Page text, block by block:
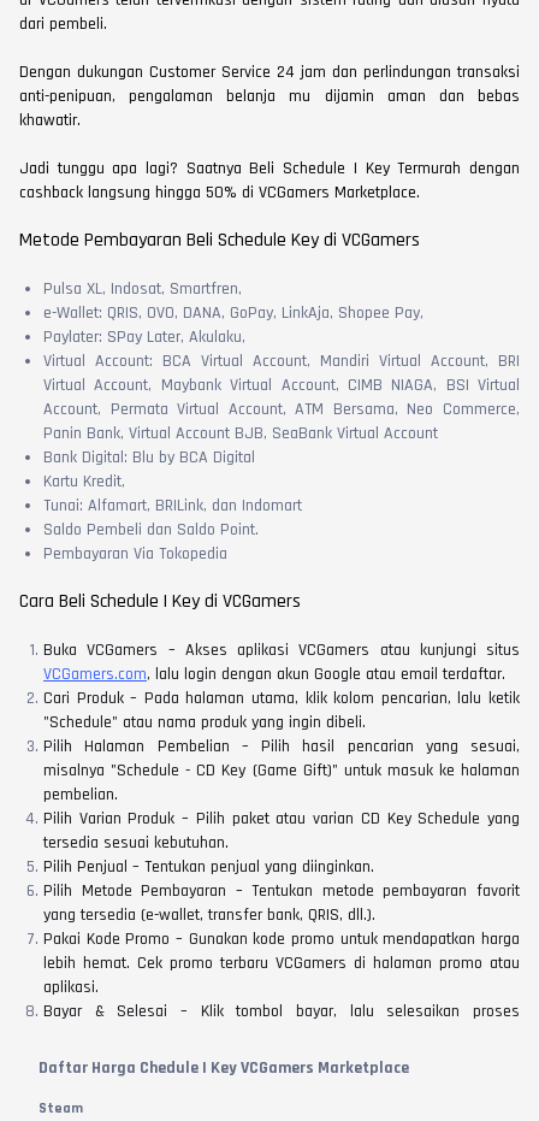
dari pembeli.
Dengan dukungan Customer Service 24 jam dan perlindungan transaksi
anti-penipuan, pengalaman belanja mu dijamin aman dan bebas
khawatir.
Jadi tunggu apa lagi? Saatnya Beli Schedule | Key Termurah dengan
cashback langsung hingga 50% di VCGamers Marketplace.
Metode Pembayaran Beli Schedule Key di VCGamers
Pulsa XL, Indosat, Smartfren,
e-Wallet: QRIS, OVO, DANA, GoPay, LinkAja, Shopee Pay,
Paylater: SPay Later, Akulaku,
Virtual Account: BCA Virtual Account, Mandiri Virtual Account, BRI
Virtual Account, Maybank Virtual Account, CIMB NIAGA, BSI Virtual
Account, Permata Virtual Account, ATM Bersama, Neo Commerce,
Panin Bank, Virtual Account BJB, SeaBank Virtual Account
Bank Digital: Blu by BCA Digital
Kartu Kredit,
Tunai: Alfamart, BRILink, dan Indomart
Saldo Pembeli dan Saldo Point.
Pembayaran Via Tokopedia
Cara Beli Schedule | Key di VCGamers
Buka VCGamers – Akses aplikasi VCGamers atau kunjungi situs
VCGamers.com, lalu login dengan akun Google atau email terdaftar.
Cari Produk – Pada halaman utama, klik kolom pencarian, lalu ketik
"Schedule" atau nama produk yang ingin dibeli.
Pilih Halaman Pembelian – Pilih hasil pencarian yang sesuai,
misalnya "Schedule - CD Key (Game Gift)" untuk masuk ke halaman
pembelian.
Pilih Varian Produk – Pilih paket atau varian CD Key Schedule yang
tersedia sesuai kebutuhan.
Pilih Penjual – Tentukan penjual yang diinginkan.
Pilih Metode Pembayaran – Tentukan metode pembayaran favorit
yang tersedia (e-wallet, transfer bank, QRIS, dll.).
Pakai Kode Promo – Gunakan kode promo untuk mendapatkan harga
lebih hemat. Cek promo terbaru VCGamers di halaman promo atau
aplikasi.
Bayar & Selesai – Klik tombol bayar, lalu selesaikan proses
Kode Dikirim – Setelah pembayaran berhasil, CD Keys Schedule akan
langsung dikirim ke menu "Transaksi" (filter status "Sudah Dikirim")
maksimal 2 jam
Daftar Harga Chedule | Key VCGamers Marketplace
Steam